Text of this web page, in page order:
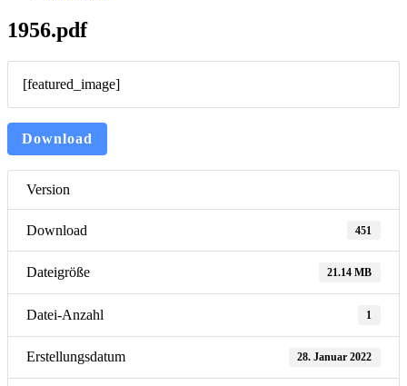
1956.pdf
[featured_image]
Download
Version
Download 451
Dateigröße 21.14 MB
Datei-Anzahl 1
Erstellungsdatum 28. Januar 2022